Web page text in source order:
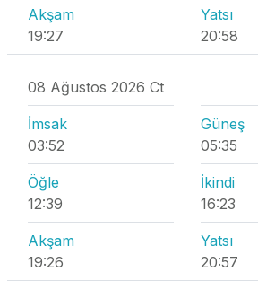
Akşam
19:27
Yatsı
20:58
08 Ağustos 2026 Ct
İmsak
03:52
Güneş
05:35
Öğle
12:39
İkindi
16:23
Akşam
19:26
Yatsı
20:57